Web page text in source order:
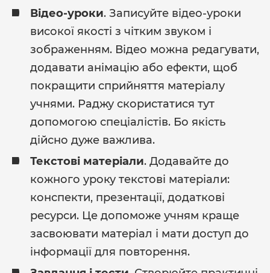
Відео-уроки. Записуйте відео-уроки
високої якості з чітким звуком і
зображенням. Відео можна редагувати,
додавати анімацію або ефекти, щоб
покращити сприйняття матеріалу
учнями. Раджу скористатися тут
допомогою спеціалістів. Бо якість
дійсно дуже важлива.
Текстові матеріали. Додавайте до
кожного уроку текстові матеріали:
конспекти, презентації, додаткові
ресурси. Це допоможе учням краще
засвоювати матеріал і мати доступ до
інформації для повторення.